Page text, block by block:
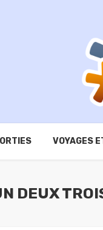
VOYAGES
DEUX